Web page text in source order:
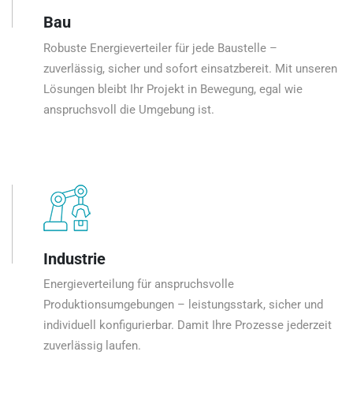
Bau
Robuste Energieverteiler für jede Baustelle –
zuverlässig, sicher und sofort einsatzbereit. Mit unseren
Lösungen bleibt Ihr Projekt in Bewegung, egal wie
anspruchsvoll die Umgebung ist.
Industrie
Energieverteilung für anspruchsvolle
Produktionsumgebungen – leistungsstark, sicher und
individuell konfigurierbar. Damit Ihre Prozesse jederzeit
zuverlässig laufen.